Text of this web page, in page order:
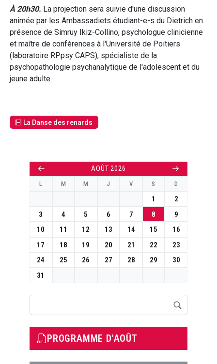
À 20h30. La projection sera suivie d'une discussion
animée par les Ambassadiets étudiant-e-s du Dietrich en
présence de Simruy Ikiz-Collino, psychologue clinicienne
et maître de conférences à l'Université de Poitiers
(laboratoire RPpsy CAPS), spécialiste de la
psychopathologie psychanalytique de l'adolescent et du
jeune adulte.
La Danse des renards
← AOÛT 2026 →
L M M J V S D
1
2
3
4 5 6 7 8
9
10
11 12 13 14 15
16
17
18 19 20 21 22
23
24
25 26 27 28 29
30
31
PROGRAMME D'AOÛT